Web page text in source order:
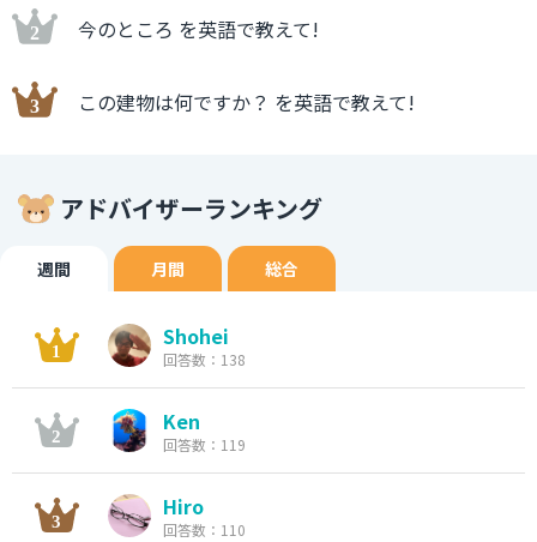
今のところ を英語で教えて!
この建物は何ですか？ を英語で教えて!
アドバイザーランキング
週間 月間 総合
Shohei
回答数：138
Ken
回答数：119
Hiro
回答数：110